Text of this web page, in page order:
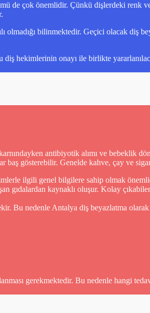
de çok önemlidir. Çünkü dişlerdeki renk
bilinmektedir. Geçici olacak diş
diş hekimlerinin onayı ile birlikte
antibiyotik alımı ve bebeklik
gösterebilir. Genelde kahve, çay ve
ilgili genel bilgilere sahip olmak
gıdalardan kaynaklı oluşur. Kolay
Bu nedenle Antalya diş beyazlatma
gerekmektedir. Bu nedenle hangi